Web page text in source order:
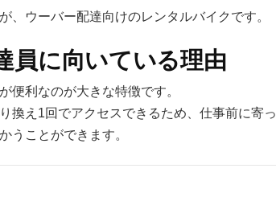
、ウーバー配達向けのレンタルバイクです。
員に向いている理由
便利なのが大きな特徴です。
換え1回でアクセスできるため、仕事前に寄っ
うことができます。